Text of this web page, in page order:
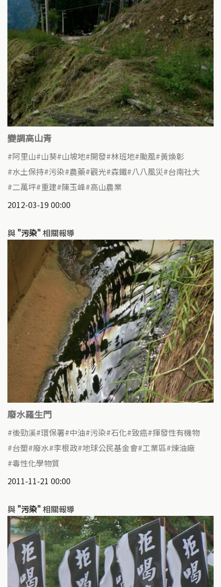
變調高山青
阿里山 山葵 山坡地 開發 林班地 颱風 黃煥彰
水土保持 污染 農藥 觀光 森鐵 八八風災 台南社大
二萬坪 重建 陳玉峰 高山農業
2012-03-19 00:00
與 "污染" 相關報導
廢水羅生門
後勁溪 環保署 中油 污染 石化 致癌 揮發性有機物
台塑 廢水 李根政 地球公民基金會 工業區 煉油廠
毒性化學物質
2011-11-21 00:00
與 "污染" 相關報導